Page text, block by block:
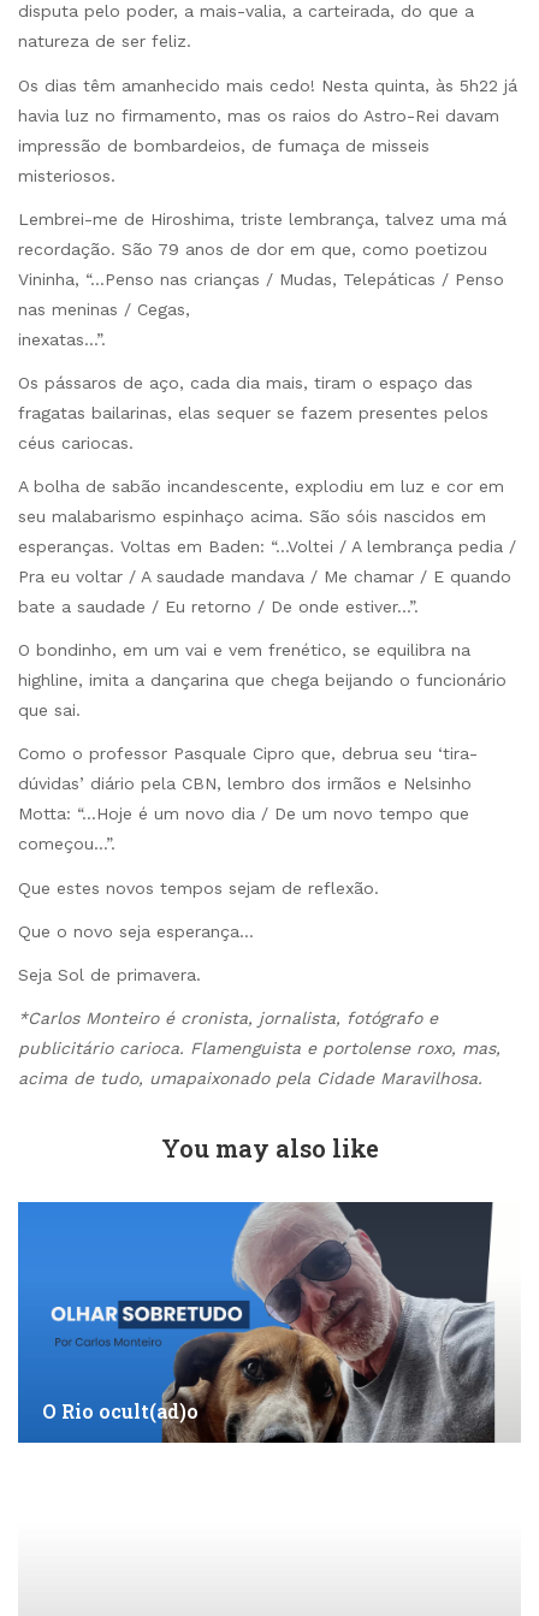
disputa pelo poder, a mais-valia, a carteirada, do que a
natureza de ser feliz.
Os dias têm amanhecido mais cedo! Nesta quinta, às 5h22 já
havia luz no firmamento, mas os raios do Astro-Rei davam
impressão de bombardeios, de fumaça de misseis
misteriosos.
Lembrei-me de Hiroshima, triste lembrança, talvez uma má
recordação. São 79 anos de dor em que, como poetizou
Vininha, “…Penso nas crianças / Mudas, Telepáticas / Penso
nas meninas / Cegas,
inexatas…”.
Os pássaros de aço, cada dia mais, tiram o espaço das
fragatas bailarinas, elas sequer se fazem presentes pelos
céus cariocas.
A bolha de sabão incandescente, explodiu em luz e cor em
seu malabarismo espinhaço acima. São sóis nascidos em
esperanças. Voltas em Baden: “…Voltei / A lembrança pedia /
Pra eu voltar / A saudade mandava / Me chamar / E quando
bate a saudade / Eu retorno / De onde estiver…”.
O bondinho, em um vai e vem frenético, se equilibra na
highline, imita a dançarina que chega beijando o funcionário
que sai.
Como o professor Pasquale Cipro que, debrua seu ‘tira-
dúvidas’ diário pela CBN, lembro dos irmãos e Nelsinho
Motta: “…Hoje é um novo dia / De um novo tempo que
começou…”.
Que estes novos tempos sejam de reflexão.
Que o novo seja esperança…
Seja Sol de primavera.
*Carlos Monteiro é cronista, jornalista, fotógrafo e
publicitário carioca. Flamenguista e portolense roxo, mas,
acima de tudo, umapaixonado pela Cidade Maravilhosa.
You may also like
O Rio ocult(ad)o